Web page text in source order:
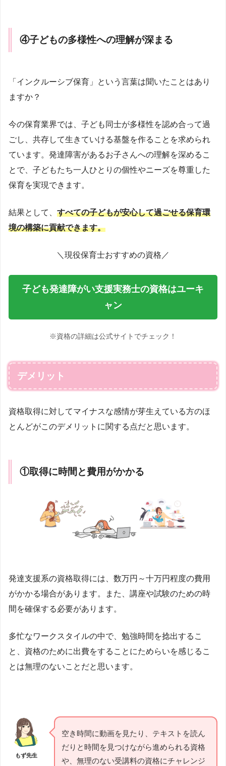
④子どもの多様性への理解が深まる
「インクルーシブ保育」という言葉は聞いたことはあり
ますか？
今の保育業界では、子ども同士が多様性を認め合って過
ごし、共存して生きていける基盤を作ることを求められ
ています。発達障害があるお子さんへの理解を深めるこ
とで、子どもたち一人ひとりの個性やニーズを尊重した
保育を実現できます。
結果として、 すべての子どもが安心して過ごせる保育環
境の構築に貢献できます。
＼現役保育士おすすめの資格／
子ども発達障がい支援実務士の資格はユーキ
ャン
※資格の詳細は公式サイトでチェック！
デメリット
資格取得に対してマイナスな感情が芽生えている方のほ
とんどがこのデメリットに関する点だと思います。
①取得に時間と費用がかかる
発達支援系の資格取得には、数万円～十万円程度の費用
がかかる場合があります。また、講座や試験のための時
間を確保する必要があります。
多忙なワークスタイルの中で、勉強時間を捻出するこ
と、資格のために出費をすることにためらいを感じるこ
とは無理のないことだと思います。
もず先生
空き時間に動画を見たり、テキストを読ん
だりと時間を見つけながら進められる資格
や、無理のない受講料の資格にチャレンジ